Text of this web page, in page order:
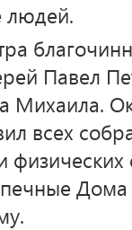
людей.
Павел
Михаила.
всех